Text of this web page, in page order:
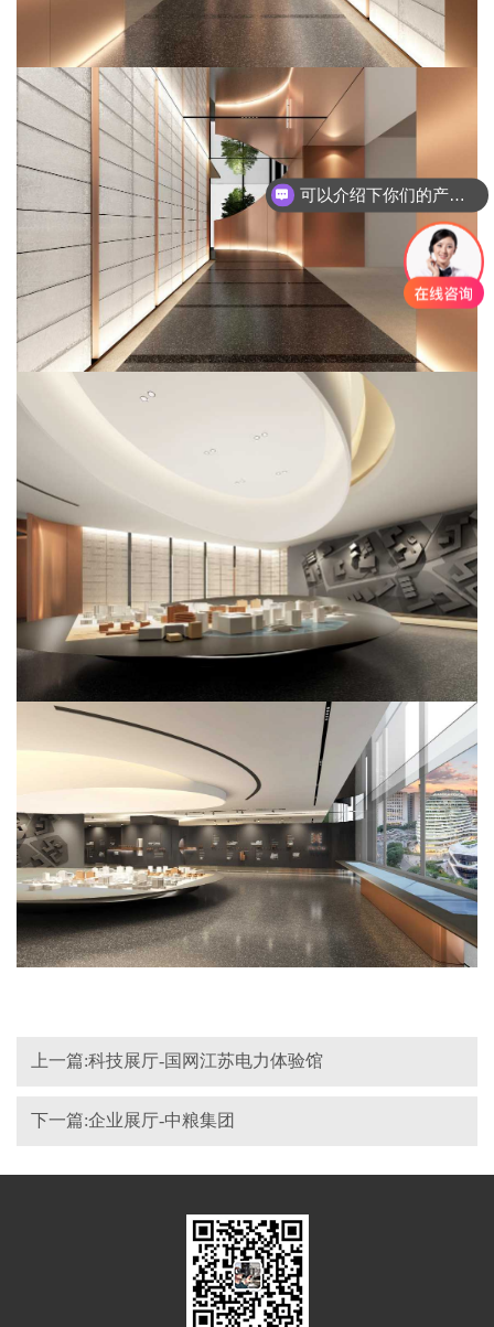
上一篇:科技展厅-国网江苏电力体验馆
下一篇:企业展厅-中粮集团
可以介绍下你们的产品么？
你们是怎么收费的呢？